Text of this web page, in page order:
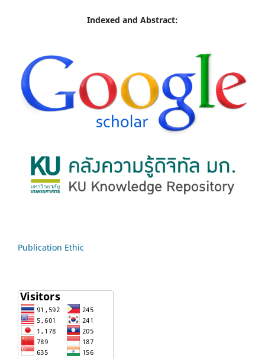
Indexed and Abstract:
Publication Ethic